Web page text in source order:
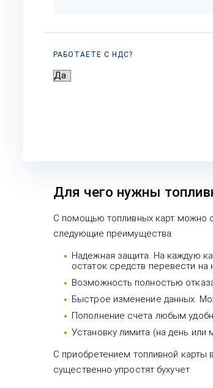
РАБОТАЕТЕ С НДС?
Для чего нужны
С помощью топливных карт можно
следующие преимущества:
Надежная защита. На каждую
остаток средств перевести на
Возможность полностью
Быстрое изменение данных.
Пополнение счета любым
Установку лимита (на день или
С приобретением топливной карты
существенно упростят бухучет.